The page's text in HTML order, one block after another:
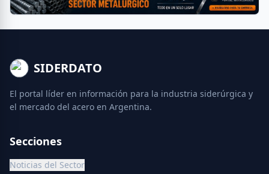
SIDERDATO
El portal líder en información para la industria siderúrgica y
el mercado del acero en Argentina.
Secciones
Noticias del Sector